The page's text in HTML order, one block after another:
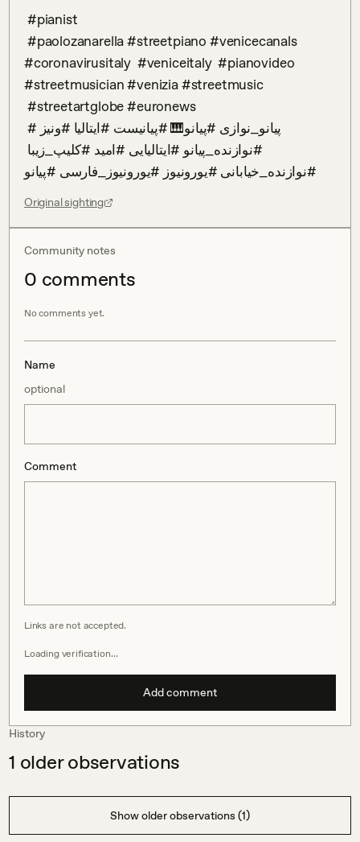
#coronavirusitaly  #veniceitaly ⁣ #pianovideo
#streetmusician #venizia #streetmusic
#نوازنده_خیابانی #یورونیوز #یورونیوز_فارسی #پیانو
Original sighting
Community notes
0 comments
No comments yet.
Name
optional
Comment
Links are not accepted.
Loading verification…
Add comment
History
1 older observations
Show older observations (1)